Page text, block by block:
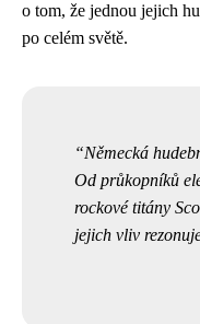
o tom, že jednou jejich
po celém světě.
Německá
Od průkopníků
rockové titány
jejich vliv